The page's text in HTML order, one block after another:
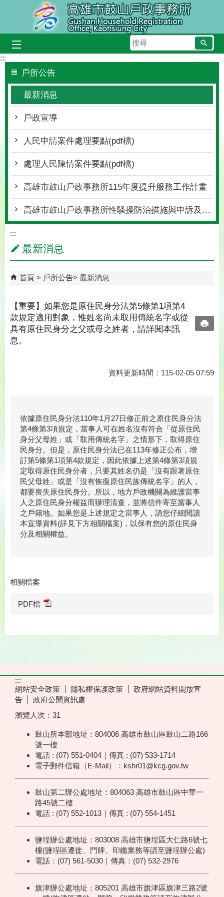
跳到主要內容區塊
搜
尋
:::
戶所公告
最新消息
戶政宣導
人民申請案件處理要點(pdf檔)
處理人民陳情案件要點(pdf檔)
高雄市鼓山戶政事務所115年度提升服務工作計畫
高雄市鼓山戶政事務所性騷擾防治措施與申訴及懲戒規範
:::
最新消息
首頁 戶所公告 最新消息
【重要】如果您是原住民身分法第5條第1項第4
款規定適用對象，惟姓名尚未取用傳統名字或從
具有原住民身分之父或母之姓者，請詳閱本訊
息。
資料更新時間：115-02-05 07:59
依據原住民身分法110年1月27日修正前之原住民身分法
第4條第3項規定，當事人可在姓名沒有符合「從原住民
身分父母姓」或「取用傳統名字」之情形下，取得原住
民身分。但是，原住民身分法已在113年修正公布，增
訂第5條第1項第4款規定，因此依據上述第4條第3項規
定取得原住民身分者，只要其姓名仍是「沒有跟著原住
民父母姓」或是「沒有恢復原住民族傳統名字」的人，
都要喪失原住民身分。所以，地方戶政機關為維護當事
人之原住民身分權益而辦理清查，並將信件寄至當事人
之戶籍地。如果您是上述規定之當事人，請您仔細閱讀
本宣導資料(詳見下方相關檔案)，以保有您的原住民身
分及相關權益。
相關檔案
PDF檔
:::
網站安全政策
隱私權保護政策
政府網站資料開放宣
告
政府公開資訊處
瀏覽人次： 31
鼓山所本部地址：804006 高雄市鼓山區鼓山二路166
號一樓
電話 : (07) 551-0404｜傳真 : (07) 533-1714
電子郵件信箱（E-Mail）：kshr01@kcg.gov.tw
鼓山第二辦公處地址：804063 高雄市鼓山區中華一
路45號二樓
電話 : (07) 552-1013｜傳真 : (07) 554-1451
鹽埕辦公處地址：803008 高雄市鹽埕區大仁路6號七
樓(鹽埕區遷徙、門牌、印鑑業務等請至鹽埕辦公處)
電話：(07) 561-5030｜傳真：(07) 532-2976
旗津辦公處地址：805201 高雄市旗津區旗津三路2號